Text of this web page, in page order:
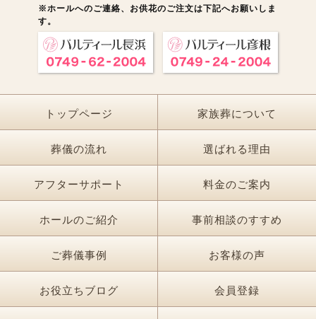
※ホールへのご連絡、お供花のご注文は下記へお願いしま
す。
トップページ 家族葬について
葬儀の流れ 選ばれる理由
アフターサポート 料金のご案内
ホールのご紹介 事前相談のすすめ
ご葬儀事例 お客様の声
お役立ちブログ 会員登録